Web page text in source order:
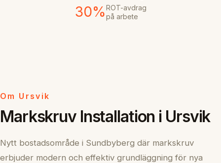
30%ROT-avdrag
på arbete
Om Ursvik
Markskruv Installation i Ursvik
Nytt bostadsområde i Sundbyberg där markskruv
erbjuder modern och effektiv grundläggning för nya